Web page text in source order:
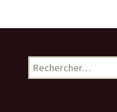
R
e